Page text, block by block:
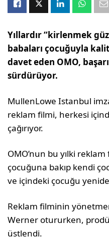
Yıllardır “kirlenmek
babaları çocuğuyla
davet eden OMO,
sürdürüyor.
MullenLowe Istanbul
reklam filmi, herkesi
çağırıyor.
OMO’nun bu yılki
çocuğuna bakıp kendi
ve içindeki çocuğu
Reklam filminin
Werner otururken,
üstlendi.